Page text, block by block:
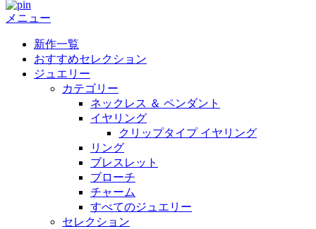
メニュー
新作一覧
おすすめセレクション
ジュエリー
カテゴリー
ネックレス ＆ ペンダント
イヤリング
クリップタイプ イヤリング
リング
ブレスレット
ブローチ
チャーム
すべてのジュエリー
セレクション